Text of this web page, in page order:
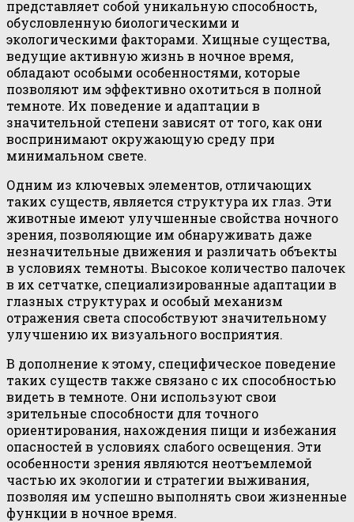
представляет собой уникальную способность,
обусловленную биологическими и
экологическими факторами. Хищные существа,
ведущие активную жизнь в ночное время,
обладают особыми особенностями, которые
позволяют им эффективно охотиться в полной
темноте. Их поведение и адаптации в
значительной степени зависят от того, как они
воспринимают окружающую среду при
минимальном свете.
Одним из ключевых элементов, отличающих
таких существ, является структура их глаз. Эти
животные имеют улучшенные свойства ночного
зрения, позволяющие им обнаруживать даже
незначительные движения и различать объекты
в условиях темноты. Высокое количество палочек
в их сетчатке, специализированные адаптации в
глазных структурах и особый механизм
отражения света способствуют значительному
улучшению их визуального восприятия.
В дополнение к этому, специфическое поведение
таких существ также связано с их способностью
видеть в темноте. Они используют свои
зрительные способности для точного
ориентирования, нахождения пищи и избежания
опасностей в условиях слабого освещения. Эти
особенности зрения являются неотъемлемой
частью их экологии и стратегии выживания,
позволяя им успешно выполнять свои жизненные
функции в ночное время.